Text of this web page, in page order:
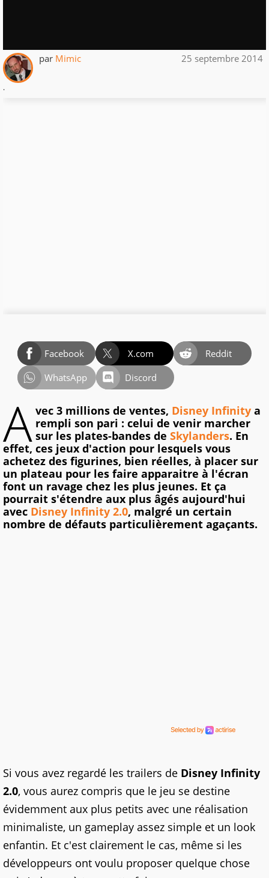
par Mimic 25 septembre 2014
.
Facebook X.com
Reddit
WhatsApp
Discord
A vec 3 millions de ventes, Disney Infinity a
rempli son pari : celui de venir marcher
sur les plates-bandes de Skylanders. En
effet, ces jeux d'action pour lesquels vous
achetez des figurines, bien réelles, à placer sur
un plateau pour les faire apparaitre à l'écran
font un ravage chez les plus jeunes. Et ça
pourrait s'étendre aux plus âgés aujourd'hui
avec Disney Infinity 2.0, malgré un certain
nombre de défauts particulièrement agaçants.
Si vous avez regardé les trailers de Disney Infinity
2.0, vous aurez compris que le jeu se destine
évidemment aux plus petits avec une réalisation
minimaliste, un gameplay assez simple et un look
enfantin. Et c'est clairement le cas, même si les
développeurs ont voulu proposer quelque chose